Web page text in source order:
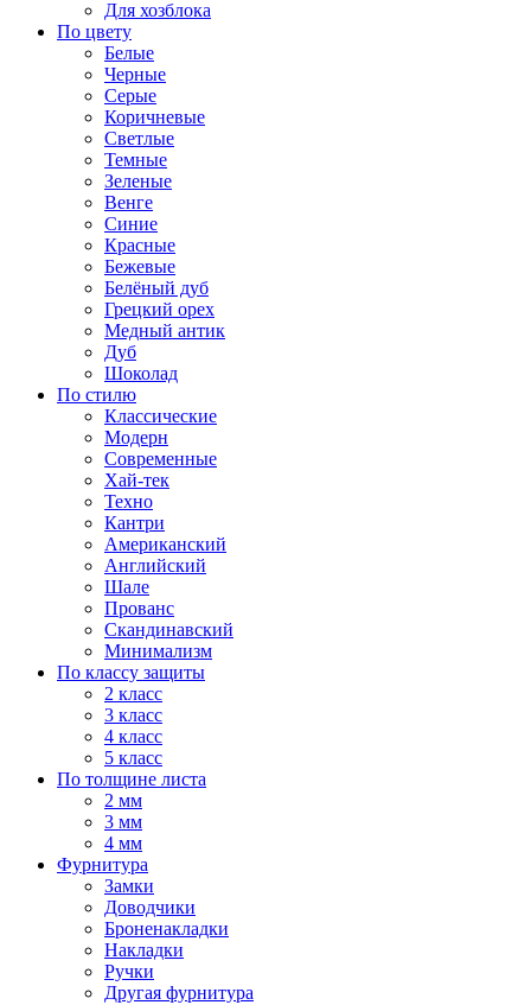
Для хозблока
По цвету
Белые
Черные
Серые
Коричневые
Светлые
Темные
Зеленые
Венге
Синие
Красные
Бежевые
Белёный дуб
Грецкий орех
Медный антик
Дуб
Шоколад
По стилю
Классические
Модерн
Современные
Хай-тек
Техно
Кантри
Американский
Английский
Шале
Прованс
Скандинавский
Минимализм
По классу защиты
2 класс
3 класс
4 класс
5 класс
По толщине листа
2 мм
3 мм
4 мм
Фурнитура
Замки
Доводчики
Броненакладки
Накладки
Ручки
Другая фурнитура